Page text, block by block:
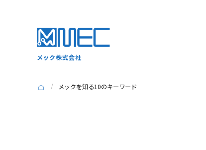
メック株式会社
メックを知る10のキーワード